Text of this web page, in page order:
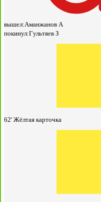
вышел:Аманжанов А
покинул:Гультяев З
62' Жёлтая карточка